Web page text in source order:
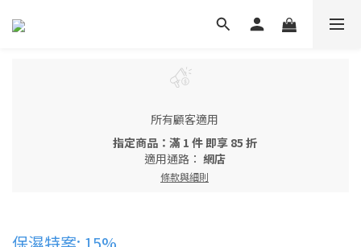
所有顧客適用
指定商品：滿 1 件 即享 85 折
適用通路： 網店
條款與細則